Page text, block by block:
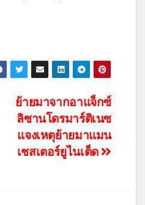
ย้ายมาจากอาแจ็กซ์
ลิซานโดรมาร์ติเนซ
แจงเหตุย้ายมาแมน
เชสเตอร์ยูไนเต็ด